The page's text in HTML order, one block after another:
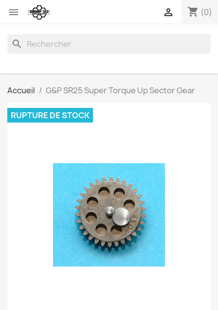
 shopping_cart (0)

search
Accueil G&P SR25 Super Torque Up Sector Gear
RUPTURE DE STOCK